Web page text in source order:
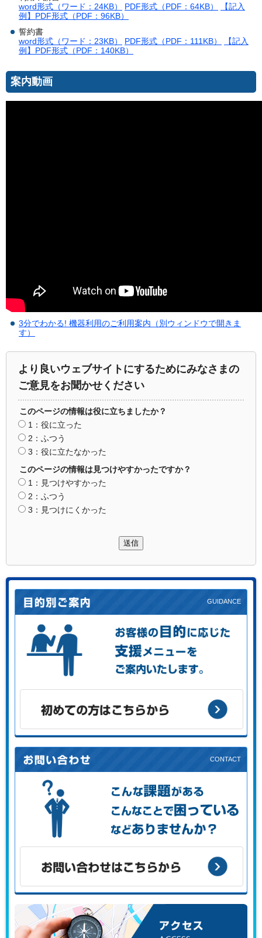
word形式（ワード：24KB）
PDF形式（PDF：64KB）
【記入
例】PDF形式（PDF：96KB）
誓約書
word形式（ワード：23KB）
PDF形式（PDF：111KB）
【記入
例】PDF形式（PDF：140KB）
案内動画
3分でわかる! 機器利用のご利用案内（別ウィンドウで開きま
す）
より良いウェブサイトにするためにみなさまの
ご意見をお聞かせください
このページの情報は役に立ちましたか？
1：役に立った
2：ふつう
3：役に立たなかった
このページの情報は見つけやすかったですか？
1：見つけやすかった
2：ふつう
3：見つけにくかった
送信
お客様の目的に応じた支援メニューをご案内します。
初めての方はこちらから
こんな課題がある、こんなことで困っている、などありませ
お問い合わせはこちらから